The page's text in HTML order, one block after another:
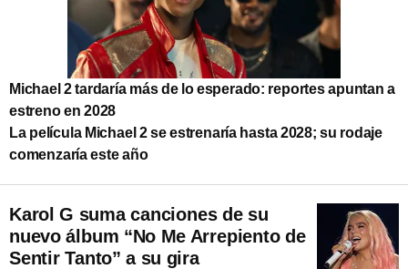
Michael 2 tardaría más de lo esperado: reportes apuntan a
estreno en 2028
La película Michael 2 se estrenaría hasta 2028; su rodaje
comenzaría este año
Karol G suma canciones de su
nuevo álbum “No Me Arrepiento de
Sentir Tanto” a su gira